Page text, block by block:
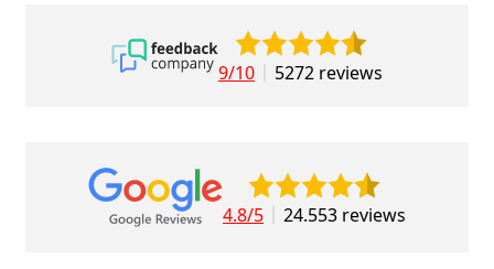
9/10 5272 reviews
4.8/5 24.553 reviews